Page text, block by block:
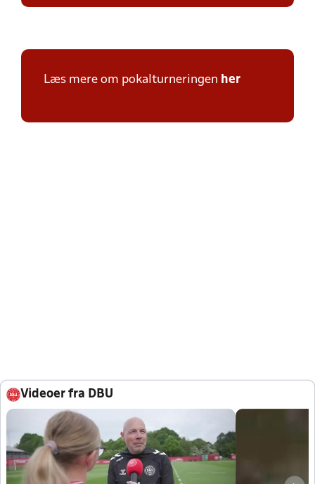
Læs mere om pokalturneringen her
Videoer fra DBU